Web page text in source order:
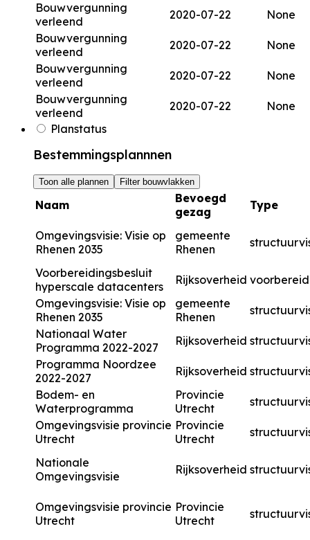
Bouwvergunning
verleend
2020-07-22
None
Bouwvergunning
verleend
2020-07-22
None
Bouwvergunning
verleend
2020-07-22
None
Bouwvergunning
verleend
2020-07-22
None
Planstatus
Bestemmingsplannnen
Toon alle plannen Filter bouwvlakken
Naam
Bevoegd
gezag
Type
Omgevingsvisie: Visie op
Rhenen 2035
gemeente
Rhenen
Voorbereidingsbesluit
hyperscale datacenters
Rijksoverheid
Omgevingsvisie: Visie op
Rhenen 2035
gemeente
Rhenen
Nationaal Water
Programma 2022-2027
Rijksoverheid
Programma Noordzee
2022-2027
Rijksoverheid
Bodem- en
Waterprogramma
Provincie
Utrecht
Omgevingsvisie provincie
Utrecht
Provincie
Utrecht
Nationale
Omgevingsvisie
Rijksoverheid
Omgevingsvisie provincie
Utrecht
Provincie
Utrecht